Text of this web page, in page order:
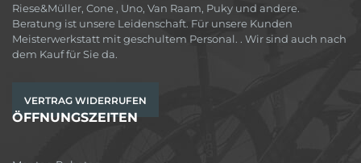
Riese&Müller, Cone , Uno, Van Raam, Puky und andere.
Beratung ist unsere Leidenschaft. Für unsere Kunden
Meisterwerkstatt mit geschultem Personal. . Wir sind auch nach
dem Kauf für Sie da.
VERTRAG WIDERRUFEN
ÖFFNUNGSZEITEN